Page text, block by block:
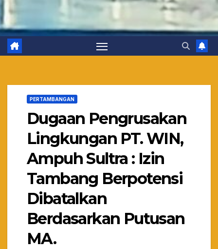
PERTAMBANGAN
Dugaan Pengrusakan
Lingkungan PT. WIN,
Ampuh Sultra : Izin
Tambang Berpotensi
Dibatalkan
Berdasarkan Putusan
MA.